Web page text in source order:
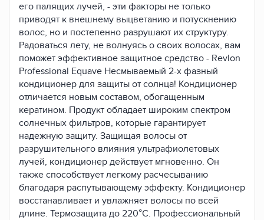
его палящих лучей, - эти факторы не только
приводят к внешнему выцветанию и потускнению
волос, но и постепенно разрушают их структуру.
Радоваться лету, не волнуясь о своих волосах, вам
поможет эффективное защитное средство - Revlon
Professional Equave Несмываемый 2-х фазный
кондиционер для защиты от солнца! Кондиционер
отличается новым составом, обогащенным
кератином. Продукт обладает широким спектром
солнечных фильтров, которые гарантирует
надежную защиту. Защищая волосы от
разрушительного влияния ультрафиолетовых
лучей, кондиционер действует мгновенно. Он
также способствует легкому расчесыванию
благодаря распутывающему эффекту. Кондиционер
восстанавливает и увлажняет волосы по всей
длине. Термозащита до 220°С. Профессиональный